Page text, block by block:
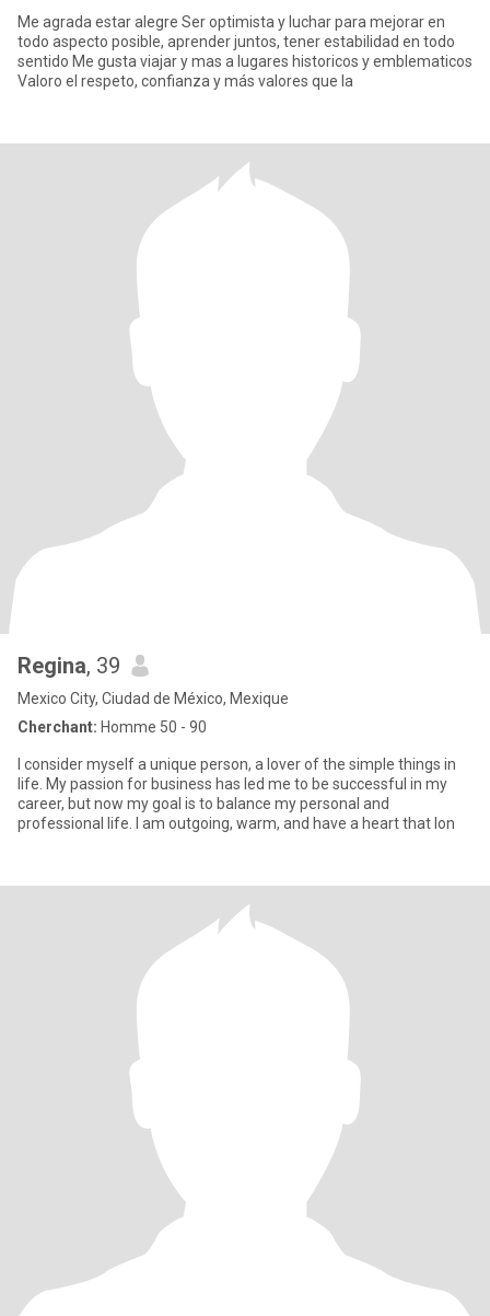
Me agrada estar alegre Ser optimista y luchar para mejorar en
todo aspecto posible, aprender juntos, tener estabilidad en todo
sentido Me gusta viajar y mas a lugares historicos y emblematicos
Valoro el respeto, confianza y más valores que la
Regina, 39
Mexico City, Ciudad de México, Mexique
Cherchant: Homme 50 - 90
I consider myself a unique person, a lover of the simple things in
life. My passion for business has led me to be successful in my
career, but now my goal is to balance my personal and
professional life. I am outgoing, warm, and have a heart that lon